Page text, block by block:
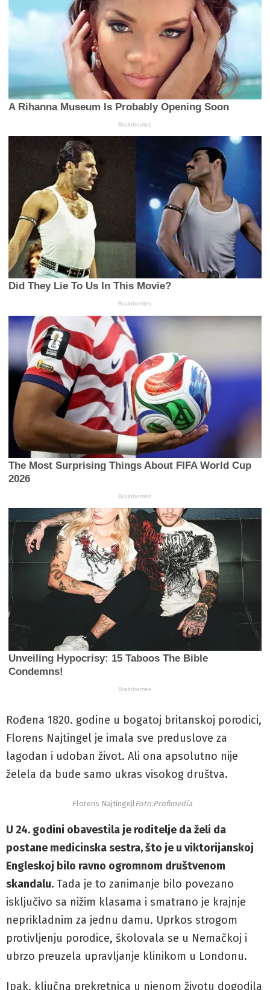
Rođena 1820. godine u bogatoj britanskoj porodici,
Florens Najtingel je imala sve preduslove za
lagodan i udoban život. Ali ona apsolutno nije
želela da bude samo ukras visokog društva.
Florens NajtingejlFoto:Profimedia
U 24. godini obavestila je roditelje da želi da
postane medicinska sestra, što je u viktorijanskoj
Engleskoj bilo ravno ogromnom društvenom
skandalu. Tada je to zanimanje bilo povezano
isključivo sa nižim klasama i smatrano je krajnje
neprikladnim za jednu damu. Uprkos strogom
protivljenju porodice, školovala se u Nemačkoj i
ubrzo preuzela upravljanje klinikom u Londonu.
Ipak, ključna prekretnica u njenom životu dogodila